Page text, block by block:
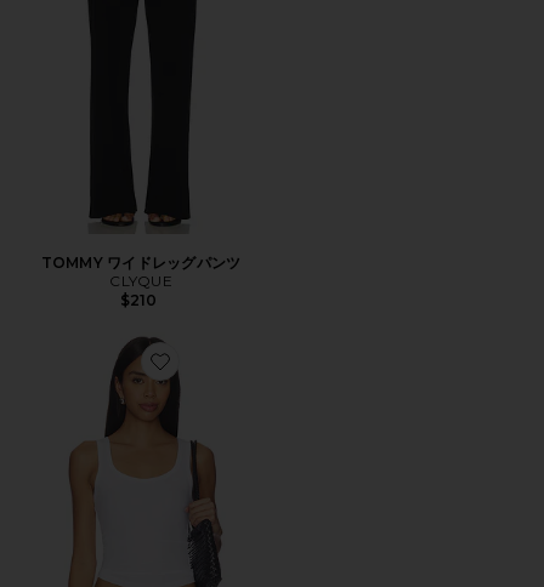
TOMMY ワイドレッグパンツ
CLYQUE
$210
Favorite PAGE タンクトップ